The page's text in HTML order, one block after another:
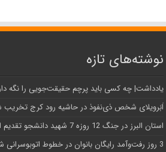
نوشته‌های تازه
یادداشت| ‌چه کسی باید پرچم حقیقت‌جویی را نگه
اَبَر‌ویلای شخص ذی‌نفوذ در حاشیه‌ رود کرج تخریب
استان البرز در جنگ 12 روزه 7 شهید دانشجو تقدیم انقلاب کرد
3 روز رفت‌وآمد رایگان بانوان در خطوط اتوبوسرانی شهری کرج